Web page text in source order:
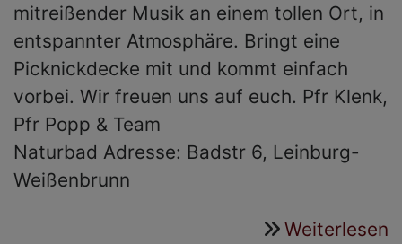
mitreißender Musik an einem tollen Ort, in
entspannter Atmosphäre. Bringt eine
Picknickdecke mit und kommt einfach
vorbei. Wir freuen uns auf euch. Pfr Klenk,
Pfr Popp & Team
Naturbad Adresse: Badstr 6, Leinburg-
Weißenbrunn
Weiterlesen